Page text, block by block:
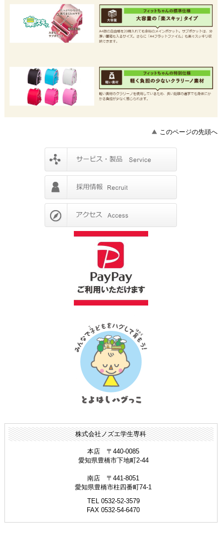
このページの先頭へ
株式会社ノズエ学生専科
本店 〒440-0085
愛知県豊橋市下地町2-44
南店 〒441-8051
愛知県豊橋市柱四番町74-1
TEL 0532-52-3579
FAX 0532-54-6470